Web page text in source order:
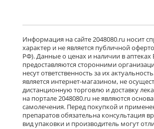
Информация на сайте 2048080.ru носит
характер и не является публичной
РФ). Данные о ценах и наличии в аптеках
предоставляются сторонними
несут ответственность за их
является интернет-магазином, не
дистанционную торговлю и доставку
на портале 2048080.ru не являются
самолечения. Перед покупкой и
препаратов обязательна консультация
вид упаковки и производитель могут